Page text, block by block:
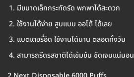
มีขนาดเล็กกระทัดรัด พกพาได้สะดวก
ใช้งานได้ง่าย สูบแบบ ออโต้ ได้เลย
แบตเตอรี่อึด ใช้งานได้นาน ตลอดทั้งวัน
สามารถรีดรสชาติได้เข้มข้น ชัดเจนแน่นอน